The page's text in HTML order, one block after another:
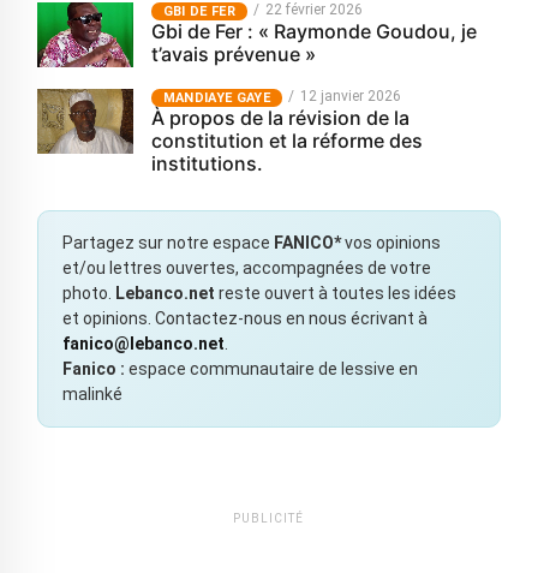
GBI DE FER 22 février 2026
Gbi de Fer : « Raymonde Goudou, je
t’avais prévenue »
MANDIAYE GAYE 12 janvier 2026
À propos de la révision de la
constitution et la réforme des
institutions.
Partagez sur notre espace FANICO*vos opinions
et/ou lettres ouvertes, accompagnées de votre
photo. Lebanco.net reste ouvert à toutes les idées
et opinions. Contactez-nous en nous écrivant à
fanico@lebanco.net.
Fanico : espace communautaire de lessive en
malinké
PUBLICITÉ